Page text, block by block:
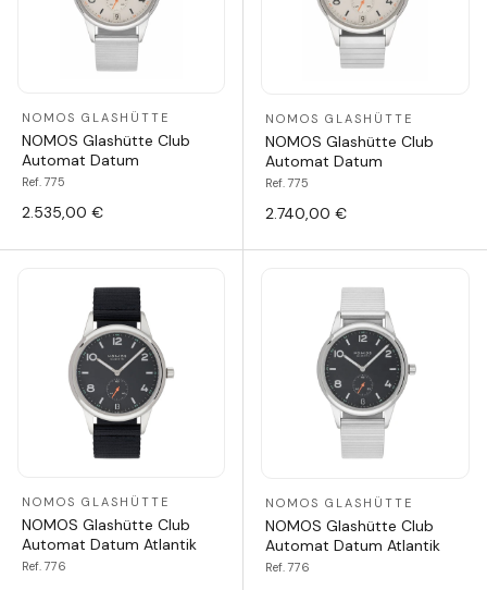
NOMOS GLASHÜTTE
NOMOS Glashütte Club
Automat Datum
Ref. 775
2.535,00 €
NOMOS GLASHÜTTE
NOMOS Glashütte Club
Automat Datum
Ref. 775
2.740,00 €
NOMOS GLASHÜTTE
NOMOS Glashütte Club
Automat Datum Atlantik
Ref. 776
NOMOS GLASHÜTTE
NOMOS Glashütte Club
Automat Datum Atlantik
Ref. 776